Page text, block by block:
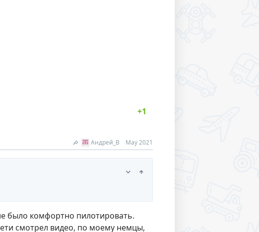
Андрей_В May 2021
было комфортно пилотировать.
смотрел видео, по моему немцы,